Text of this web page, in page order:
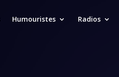
Humouristes Radios